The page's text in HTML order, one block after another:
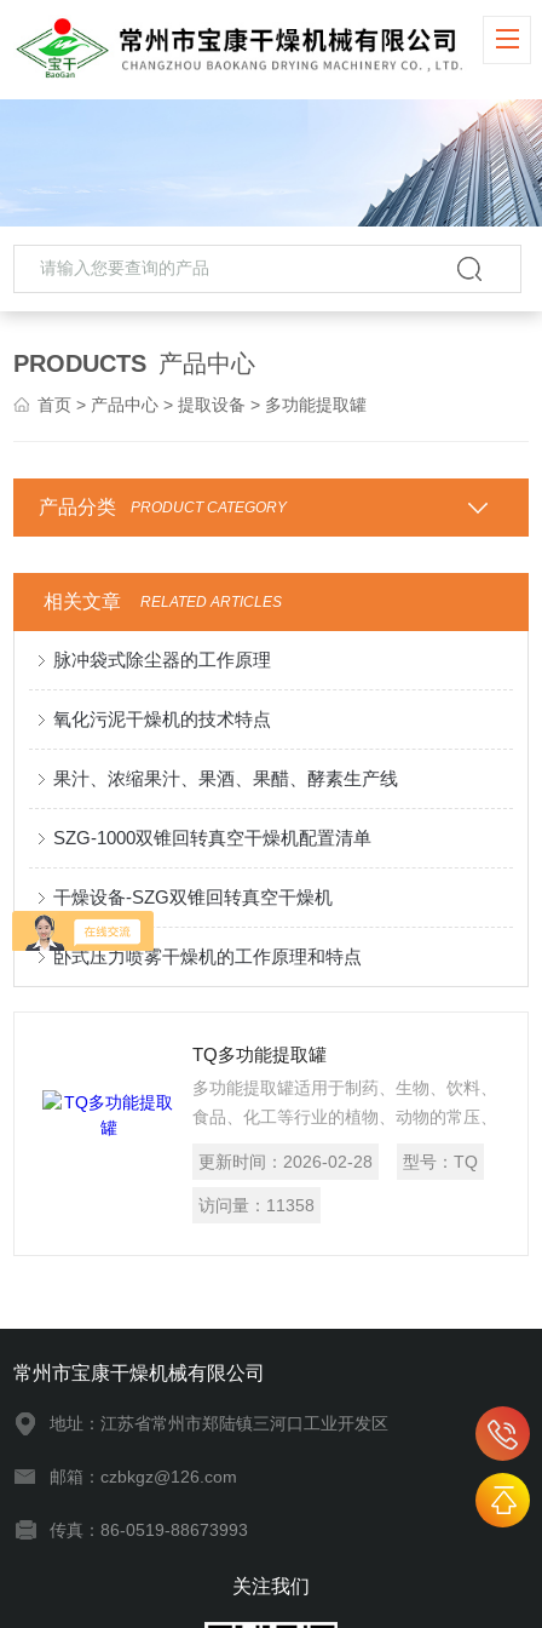
PRODUCTS 产品中心
首页 > 产品中心 >提取设备 > 多功能提取罐
产品分类 PRODUCT CATEGORY
相关文章 RELATED ARTICLES
脉冲袋式除尘器的工作原理
氧化污泥干燥机的技术特点
果汁、浓缩果汁、果酒、果醋、酵素生产线
SZG-1000双锥回转真空干燥机配置清单
干燥设备-SZG双锥回转真空干燥机
卧式压力喷雾干燥机的工作原理和特点
TQ多功能提取罐
多功能提取罐适用于制药、生物、饮料、
食品、化工等行业的植物、动物的常压、
漉、芳香油提取及有机溶媒回收等工程操
作，特别是使用动态提取或逆流提取效果
更新时间： 2026-02-28 型号：TQ
访问量： 11358
常州市宝康干燥机械有限公司
地址：江苏省常州市郑陆镇三河口工业开发区
邮箱：czbkgz@126.com
传真：86-0519-88673993
关注我们